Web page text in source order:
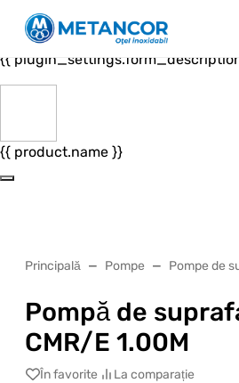
Close
{{
{{
{{ product.name }}
Principală Pompe Pompe de
Pompă de
CMR/E 1.00M
În favorite La comparație